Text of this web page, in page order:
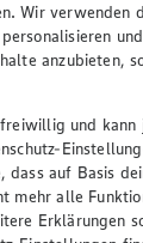
08.08.2026.
Krüger-
Frischer
Wir verwenden
anzubieten,
und kann
dass auf Basis
mehr alle
Erklärungen